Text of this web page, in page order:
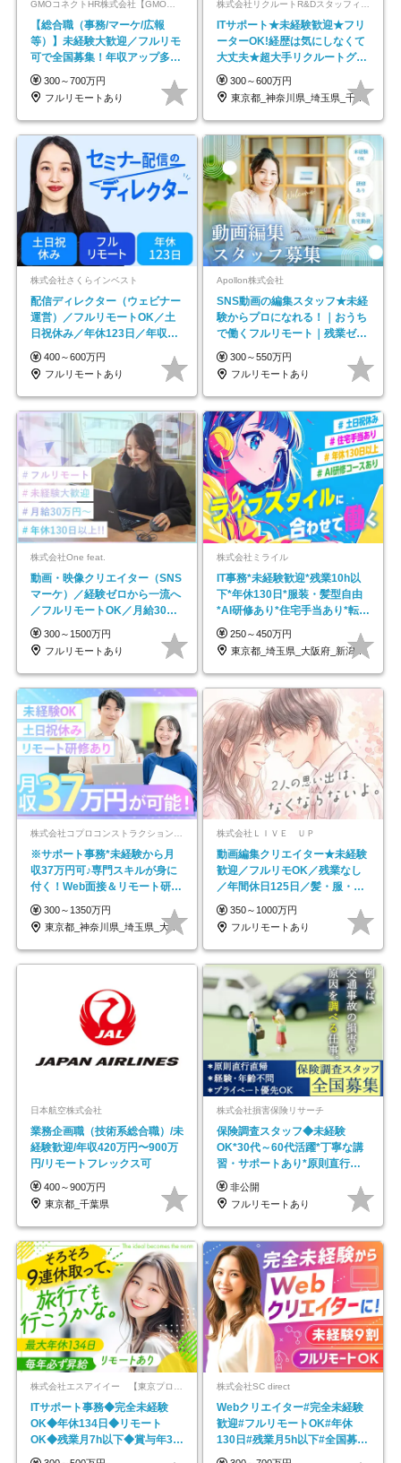
GMOコネクトHR株式会社【GMOインターネットグループ】
【総合職（事務/マーケ/広報
等）】未経験大歓迎／フルリモ
可で全国募集！年収アップ多数
★年休最大130日★
300～700万円
フルリモートあり
ITサポート★未経験歓迎★フリ
ーターOK!経歴は気にしなくて
大丈夫★超大手リクルートグル
ープの正社員/sg
300～600万円
東京都_神奈川県_埼玉県_千葉県_大阪府…
株式会社さくらインベスト
配信ディレクター（ウェビナー
運営）／フルリモートOK／土
日祝休み／年休123日／年収
600万円可
400～600万円
フルリモートあり
Apollon株式会社
SNS動画の編集スタッフ★未経
験からプロになれる！｜おうち
で働くフルリモート｜残業ゼロ
で18時退勤◎
300～550万円
フルリモートあり
株式会社One feat.
動画・映像クリエイター（SNS
マーケ）／経験ゼロから一流へ
／フルリモートOK／月給30万
円～／年休130日以上
300～1500万円
フルリモートあり
株式会社ミライル
IT事務*未経験歓迎*残業10h以
下*年休130日*服装・髪型自由
*AI研修あり*住宅手当あり*転勤
なし
250～450万円
東京都_埼玉県_大阪府_新潟県_福岡県
※サポート事務*未経験から月
収37万円可♪専門スキルが身に
付く！Web面接＆リモート研修
も充実♪/a
300～1350万円
東京都_神奈川県_埼玉県_大阪府_愛知県…
株式会社ＬＩＶＥ ＵＰ
動画編集クリエイター★未経験
歓迎／フルリモOK／残業なし
／年間休日125日／髪・服・ネ
イル自由／研修充実で安心
350～1000万円
フルリモートあり
日本航空株式会社
業務企画職（技術系総合職）/未
経験歓迎/年収420万円〜900万
円/リモートフレックス可
400～900万円
東京都_千葉県
株式会社損害保険リサーチ
保険調査スタッフ◆未経験
OK*30代～60代活躍*丁寧な講
習・サポートあり*原則直行直
帰／全国募集・業務委託
非公開
フルリモートあり
ITサポート事務◆完全未経験
OK◆年休134日◆リモート
OK◆残業月7h以下◆賞与年3回
◆5年目まで必ず昇給
株式会社SC direct
Webクリエイター#完全未経験
歓迎#フルリモートOK#年休
130日#残業月5h以下#全国募集
#最大1年の研修